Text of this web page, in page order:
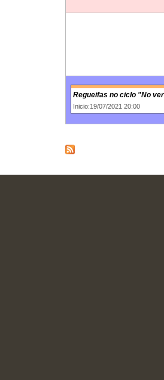
Regueifas no ciclo "No
Inicio:19/07/2021 20:00